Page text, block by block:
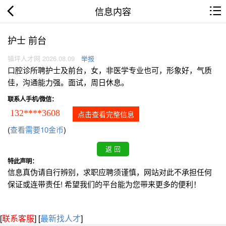
信息内容
护士 前台
镇坪人才网 2026.08.09 举报
口腔诊所聘护士及前台，女，非医学专业也可，形象好，气质
佳，沟通能力强。面试，周日休息。
联系人手机/微信：
132****3608 点击查看完整信息
(查看需要10金币)
特此声明：
信息真伪请自行辨别，求职应聘须谨慎，网站对此不承担任何
保证或连带责任! 希望我们的平台能为您带来更多的便利！
[联系客服] [最新找人才]